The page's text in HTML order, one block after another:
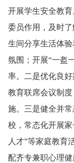
开展学生安全教
委员作用，及时
生间分享生活体
氛围；开展“一盔
率。二是优化良
教育联席会议制
施。三是健全并
校，常态化开展
人才”等家庭教育
配齐专兼职心理